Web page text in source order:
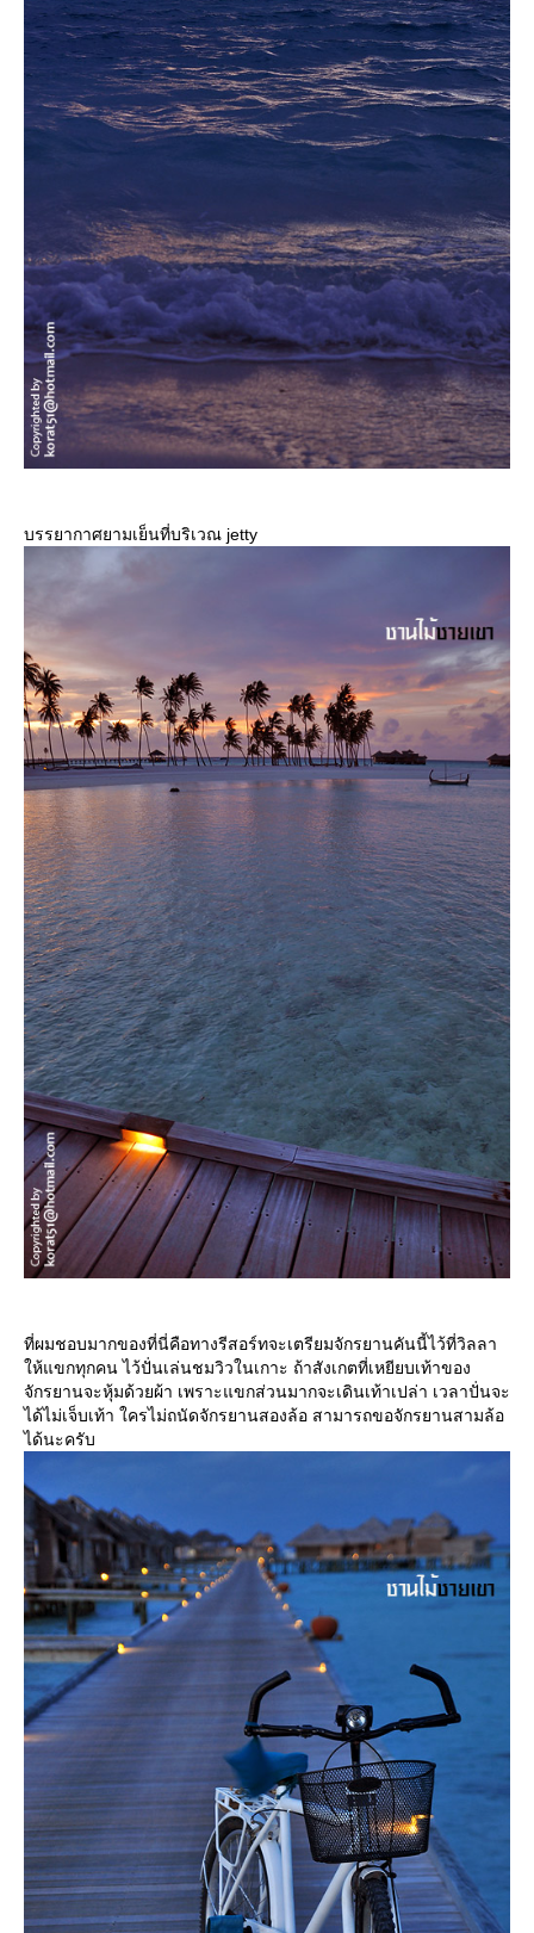
บรรยากาศยามเย็นที่บริเวณ jetty
ที่ผมชอบมากของที่นี่คือทางรีสอร์ทจะเตรียมจักรยานคันนี้ไว้ที่วิลลา
ห้แขกทุกคน ไว้ปั่นเล่นชมวิวในเกาะ ถ้าสังเกตที่เหยียบเท้าของ
จักรยานจะหุ้มด้วยผ้า เพราะแขกส่วนมากจะเดินเท้าเปล่า เวลาปั่นจะ
ได้ไม่เจ็บเท้า ใครไม่ถนัดจักรยานสองล้อ สามารถขอจักรยานสามล้อ
ได้นะครับ